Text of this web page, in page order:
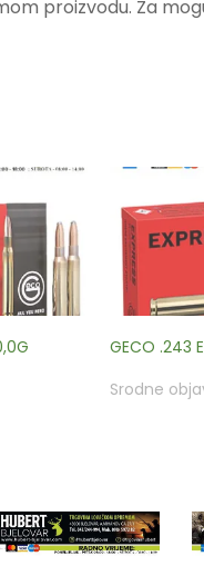
proizvodu. Za
GECO .243
Srodne